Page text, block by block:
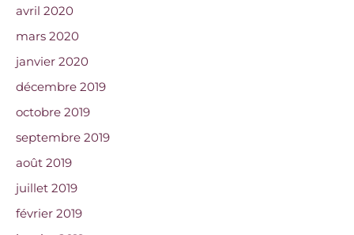
avril 2020
mars 2020
janvier 2020
décembre 2019
octobre 2019
septembre 2019
août 2019
juillet 2019
février 2019